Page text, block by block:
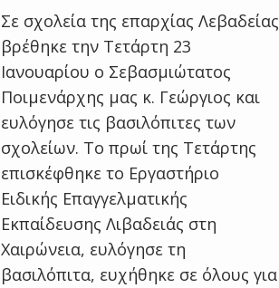
Σε σχολεία της επαρχίας Λεβαδείας
βρέθηκε την Τετάρτη 23
Ιανουαρίου ο Σεβασμιώτατος
Ποιμενάρχης μας κ. Γεώργιος και
ευλόγησε τις βασιλόπιτες των
σχολείων. Το πρωί της Τετάρτης
επισκέφθηκε το Εργαστήριο
Ειδικής Επαγγελματικής
Εκπαίδευσης Λιβαδειάς στη
Χαιρώνεια, ευλόγησε τη
βασιλόπιτα, ευχήθηκε σε όλους για